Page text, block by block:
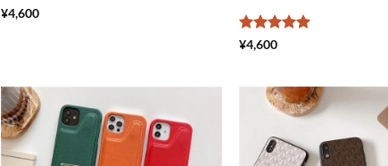
¥4,600
5段階中
¥4,600